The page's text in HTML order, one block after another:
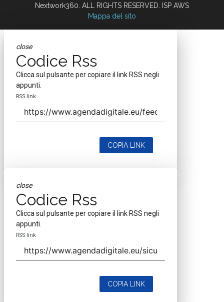
Nextwork360. ALL RIGHTS RESERVED. ISP AWS
Mappa del sito
close
Codice Rss
Clicca sul pulsante per copiare il link RSS negli
appunti.
RSS link
COPIA LINK
close
Codice Rss
Clicca sul pulsante per copiare il link RSS negli
appunti.
RSS link
COPIA LINK